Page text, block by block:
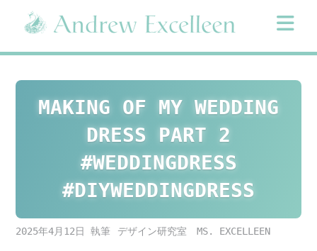
content
MAKING OF MY WEDDING
DRESS PART 2
#WEDDINGDRESS
#DIYWEDDINGDRESS
2025年4月12日 デザイン研究室 MS. EXCELLEEN